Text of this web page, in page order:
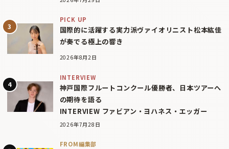
PICK UP
国際的に活躍する実力派ヴァイオリニスト松本紘佳
が奏でる極上の響き
2026年8月2日
INTERVIEW
神戸国際フルートコンクール優勝者、日本ツアーへ
の期待を語る
INTERVIEW ファビアン・ヨハネス・エッガー
2026年7月28日
FROM編集部